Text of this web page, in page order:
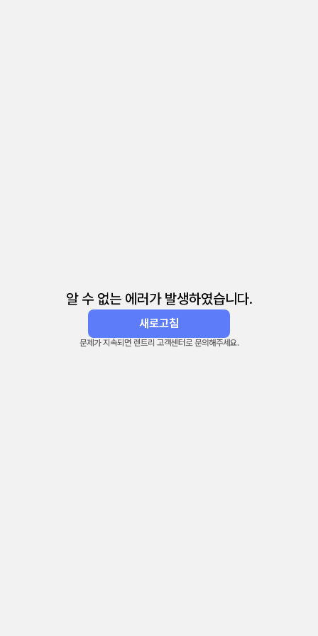
알 수 없는 에러가 발생하였습니다.
새로고침
문제가 지속되면 렌트리 고객센터로 문의해주세요.